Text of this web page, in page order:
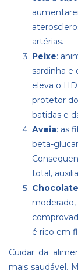
artérias.
Peixe:
sardinha e
eleva o
protetor
batidas e
Aveia: as
beta-
total,
é rico em
Cuidar da
mais saudável.